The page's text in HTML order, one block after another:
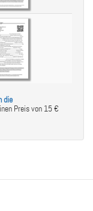
die
Preis von 15 €